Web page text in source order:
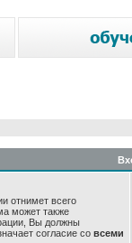
отнимет всего
может также
Вы должны
согласие со всеми